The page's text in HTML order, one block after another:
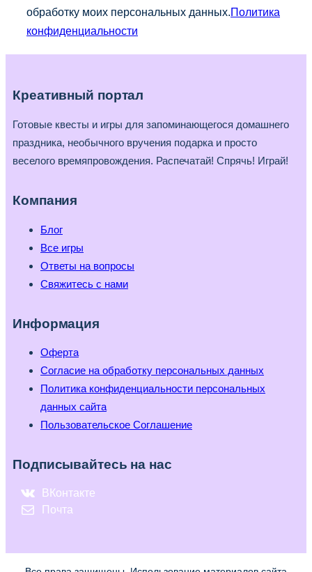
обработку моих персональных данных. Политика
конфиденциальности
Креативный портал
Готовые квесты и игры для запоминающегося домашнего
праздника, необычного вручения подарка и просто
веселого времяпровождения. Распечатай! Спрячь! Играй!
Компания
Блог
Все игры
Ответы на вопросы
Свяжитесь с нами
Информация
Оферта
Согласие на обработку персональных данных
Политика конфиденциальности персональных
данных сайта
Пользовательское Соглашение
Подписывайтесь на нас
ВКонтакте
Почта